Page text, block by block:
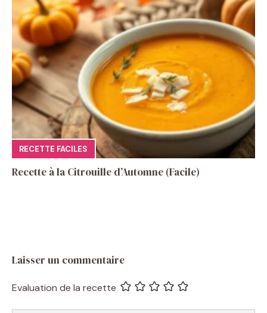
RECETTE FACILES
Recette à la Citrouille d’Automne (Facile)
Laisser un commentaire
Evaluation de la recette